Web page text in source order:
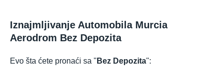
Iznajmljivanje Automobila Murcia
Aerodrom Bez Depozita
Evo šta ćete pronaći sa " Bez Depozita":